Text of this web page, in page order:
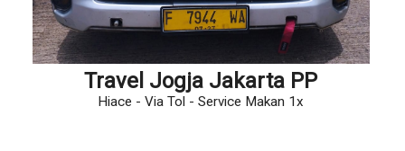
Travel Jogja Jakarta PP
Hiace - Via Tol - Service Makan 1x